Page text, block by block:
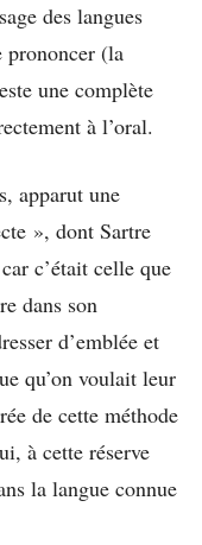
des langues
prononcer (la
une complète
à l’oral.
apparut une
», dont Sartre
car c’était celle que
dans son
d’emblée et
qu’on voulait leur
de cette méthode
à cette réserve
la langue connue